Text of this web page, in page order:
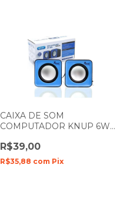
CAIXA DE SOM
COMPUTADOR KNUP 6W
R$39,00
R$35,88 com Pix